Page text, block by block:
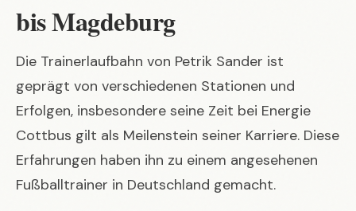
bis Magdeburg
Die Trainerlaufbahn von Petrik Sander ist
geprägt von verschiedenen Stationen und
Erfolgen, insbesondere seine Zeit bei Energie
Cottbus gilt als Meilenstein seiner Karriere. Diese
Erfahrungen haben ihn zu einem angesehenen
Fußballtrainer in Deutschland gemacht.